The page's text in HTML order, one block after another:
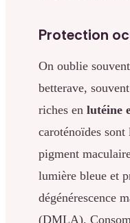
Protection
On oublie
betterave,
riches en lutéine
caroténoïdes
pigment
lumière bleue et
dégénérescence
(DMLA).